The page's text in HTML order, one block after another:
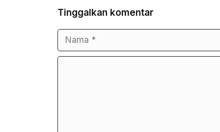
Tinggalkan komentar
Nama
Surel